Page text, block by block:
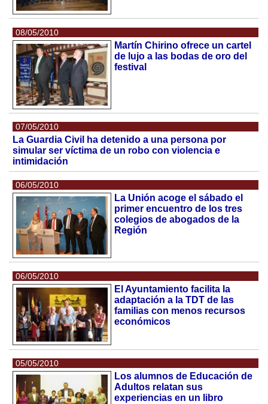
08/05/2010
Martín Chirino ofrece un cartel
de lujo a las bodas de oro del
festival
07/05/2010
La Guardia Civil ha detenido a una persona por
simular ser víctima de un robo con violencia e
intimidación
06/05/2010
La Unión acoge el sábado el
primer encuentro de los tres
colegios de abogados de la
Región
06/05/2010
El Ayuntamiento facilita la
adaptación a la TDT de las
familias con menos recursos
económicos
05/05/2010
Los alumnos de Educación de
Adultos relatan sus
experiencias en un libro